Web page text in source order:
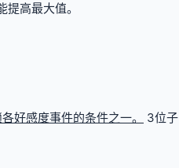
提高最大值。
好感度事件的条件之一。
3位子